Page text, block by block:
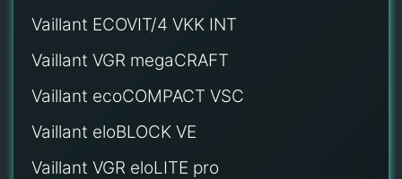
Vaillant ECOVIT/4 VKK INT
Vaillant VGR megaCRAFT
Vaillant ecoCOMPACT VSC
Vaillant eloBLOCK VE
Vaillant VGR eloLITE pro